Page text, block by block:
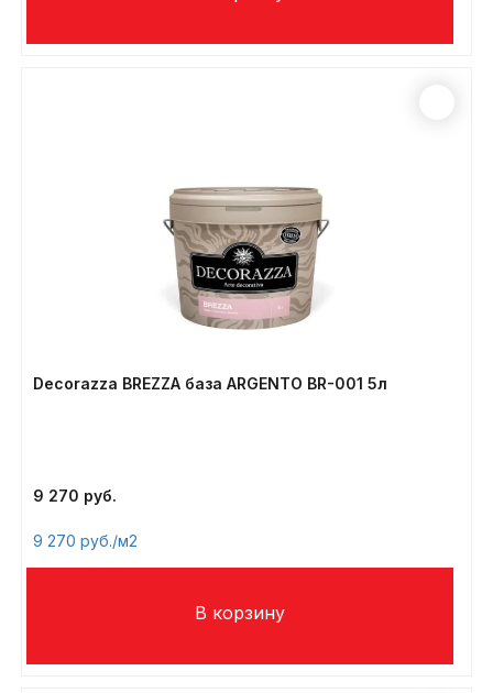
Decorazza BREZZA база ARGENTO BR-001 5л
9 270
9 270 /м2